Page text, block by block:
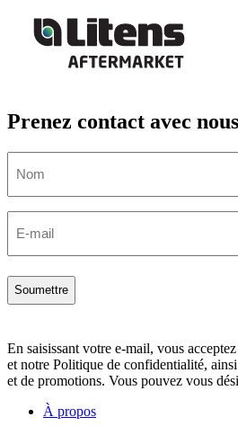
Prenez contact avec nous
En saisissant votre e-mail, vous
et notre Politique de confidentialité,
et de promotions. Vous pouvez vous
À propos